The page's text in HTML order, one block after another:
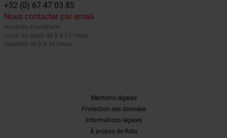
+32 (0) 67 47 03 85
Nous contacter par email
Horaires d'ouverture
Lundi au Jeudi de 8 à 17 heure
Vendredi de 8 à 16 heure
Mentions légales
Protection des données
Informations légales
À propos de Roto